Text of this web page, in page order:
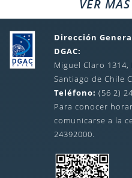
VER
Dirección
DGAC:
Miguel Claro
Santiago de Chile
Teléfono: (56 2)
Para conocer
comunicarse a la
24392000.